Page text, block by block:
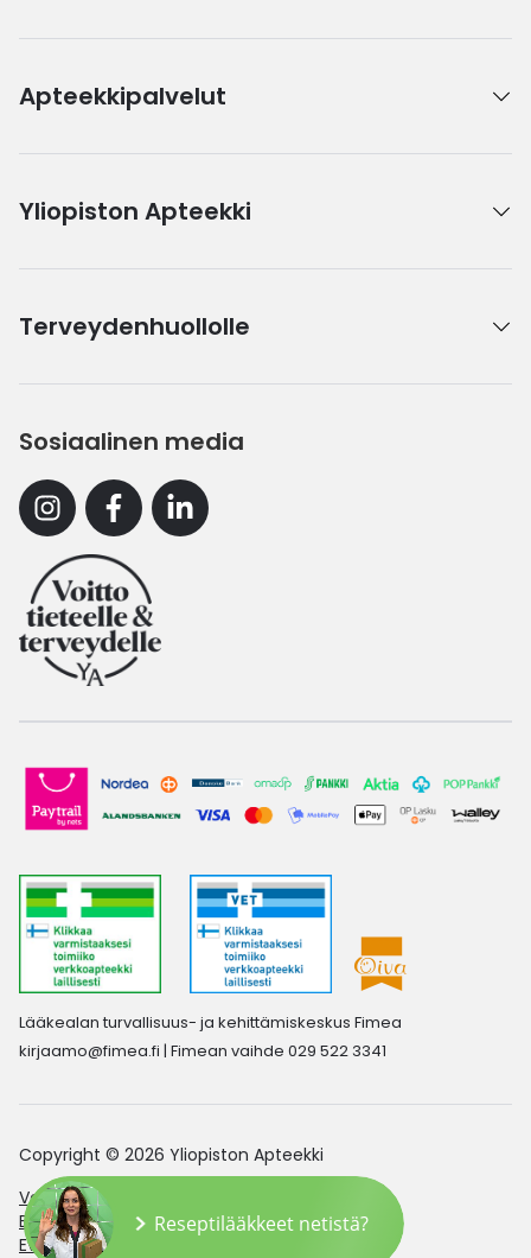
Reseptilääkkeet netistä?
Apteekkipalvelut
Yliopiston Apteekki
Terveydenhuollolle
Sosiaalinen media
InstagramFacebookLinkedin
Lääkealan turvallisuus- ja kehittämiskeskus Fimea
kirjaamo@fimea.fi | Fimean vaihde 029 522 3341
Copyright © 2026 Yliopiston Apteekki
Verkkoapteekin saavutettavuusseloste
Evästeasetukset
Evästekäytäntö